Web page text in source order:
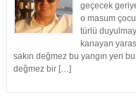
geçecek
o masum
türlü
kanayan
sakın değmez bu yangın yeri
değmez bir […]